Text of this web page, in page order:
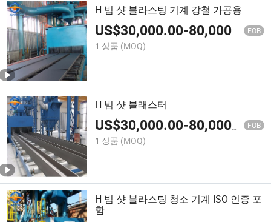
H 빔 샷 블라스팅 기계 강철 가공용
US$30,000.00-80,000.00 FOB
1 상품 (MOQ)
H 빔 샷 블래스터
US$30,000.00-80,000.00 FOB
1 상품 (MOQ)
H 빔 샷 블라스팅 청소 기계 ISO 인증 포
함